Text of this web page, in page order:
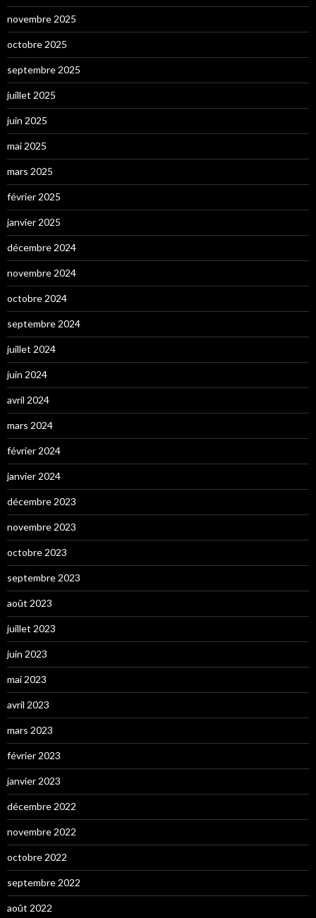
novembre 2025
octobre 2025
septembre 2025
juillet 2025
juin 2025
mai 2025
mars 2025
février 2025
janvier 2025
décembre 2024
novembre 2024
octobre 2024
septembre 2024
juillet 2024
juin 2024
avril 2024
mars 2024
février 2024
janvier 2024
décembre 2023
novembre 2023
octobre 2023
septembre 2023
août 2023
juillet 2023
juin 2023
mai 2023
avril 2023
mars 2023
février 2023
janvier 2023
décembre 2022
novembre 2022
octobre 2022
septembre 2022
août 2022